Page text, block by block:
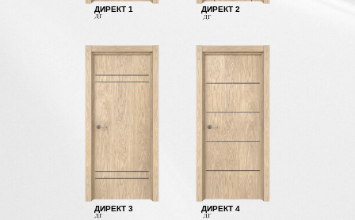
ДИРЕКТ 1
ДГ
ДИРЕКТ 2
ДГ
ДИРЕКТ 3
ДГ
ДИРЕКТ 4
ДГ